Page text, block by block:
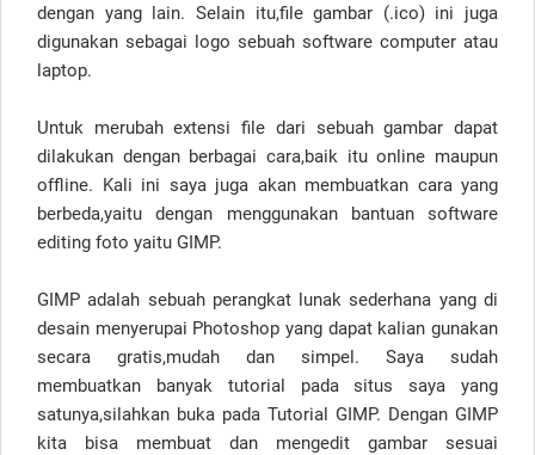
dengan yang lain. Selain itu,file gambar (.ico) ini juga
digunakan sebagai logo sebuah software computer atau
laptop.
Untuk merubah extensi file dari sebuah gambar dapat
dilakukan dengan berbagai cara,baik itu online maupun
offline. Kali ini saya juga akan membuatkan cara yang
berbeda,yaitu dengan menggunakan bantuan software
editing foto yaitu GIMP.
GIMP adalah sebuah perangkat lunak sederhana yang di
desain menyerupai Photoshop yang dapat kalian gunakan
secara gratis,mudah dan simpel. Saya sudah
membuatkan banyak tutorial pada situs saya yang
satunya,silahkan buka pada Tutorial GIMP. Dengan GIMP
kita bisa membuat dan mengedit gambar sesuai